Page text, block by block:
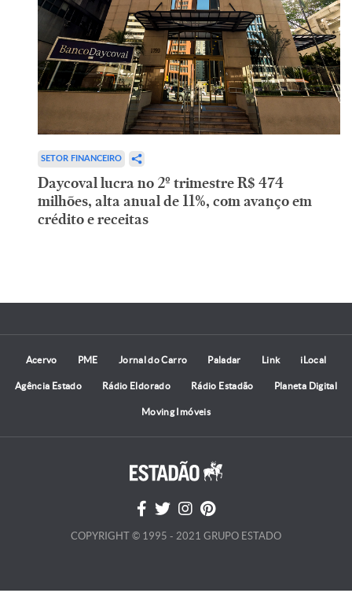
SETOR FINANCEIRO
Daycoval lucra no 2º trimestre R$ 474
milhões, alta anual de 11%, com avanço em
crédito e receitas
Acervo PME Jornal do Carro Paladar Link iLocal
Agência Estado Rádio Eldorado Rádio Estadão Planeta Digital
Moving Imóveis
COPYRIGHT © 1995 - 2021 GRUPO ESTADO